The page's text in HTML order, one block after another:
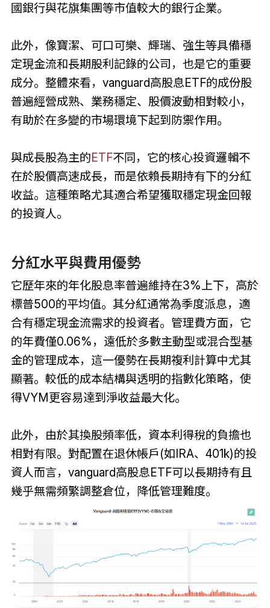
國銀行與花旗集團等市值較大的銀行企業。
此外，像寶潔、可口可樂、輝瑞、強生等具備穩
定現金流和長期股利記錄的公司，也是它的重要
成分。整體來看，vanguard高股息ETF的成份股
普遍經營成熟、業務穩定、股價波動相對較小，
有助於在多變的市場環境下起到防禦作用。
與成長股為主的ETF不同，它的核心投資邏輯不
在於股價高速成長，而是依賴長期持有下的分紅
收益。這種策略尤其適合希望獲取穩定現金回報
的投資人。
分紅水平與費用優勢
它歷年來的年化股息率普遍維持在3%上下，高於
標普500的平均值。其分紅通常為季度派息，適
合有穩定現金流需求的投資者。管理費方面，它
的年費僅0.06%，遠低於多數主動型或混合型基
金的管理成本，這一優勢在長期複利計算中尤其
顯著。較低的成本結構與透明的指數化策略，使
得VYM更容易達到淨收益最大化。
此外，由於其換股頻率低，資本利得稅的負擔也
相對有限。對配置在退休帳戶(如IRA、401k)的投
資人而言，vanguard高股息ETF可以長期持有且
幾乎無需頻繁調整倉位，降低管理難度。